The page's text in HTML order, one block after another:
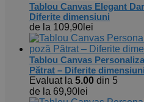
Tablou Canvas Elegant
Diferite dimensiuni
de la 109,90 lei
Tablou Canvas
Pătrat – Diferite dimensiuni
Evaluat la 5.00 din 5
de la 69,90 lei